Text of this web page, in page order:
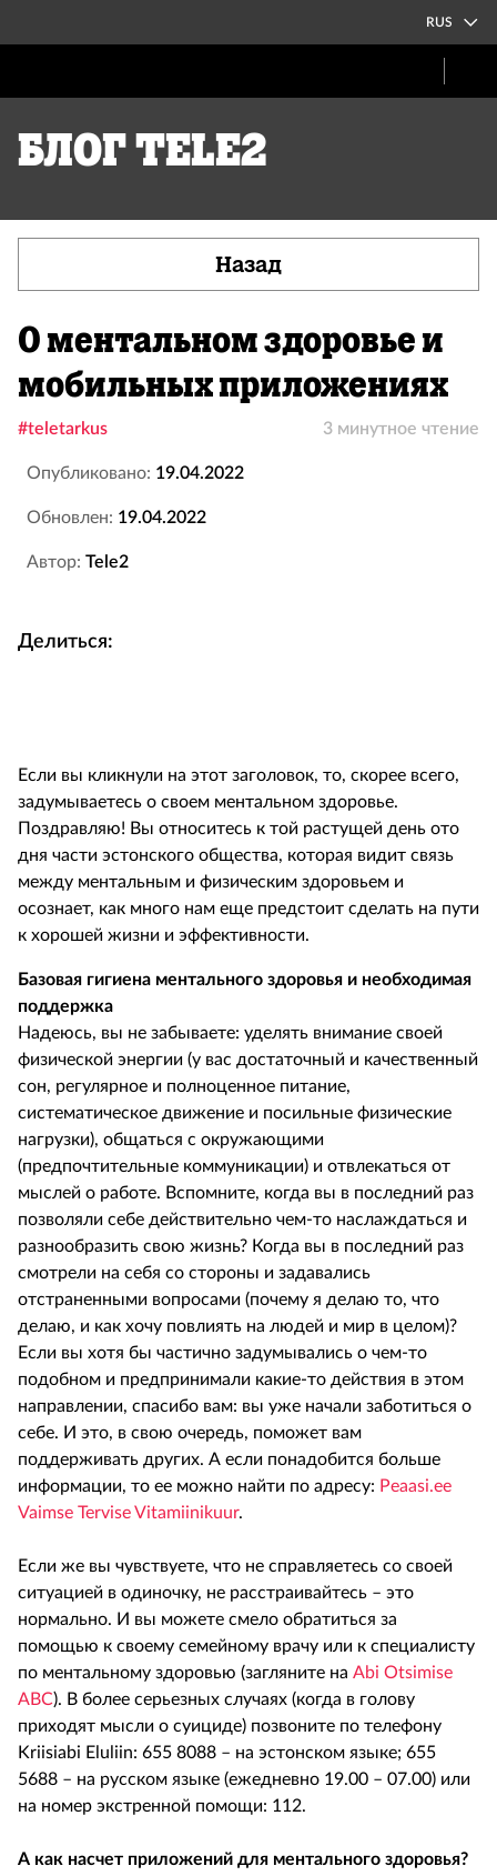
RUS
Блог Tele2
Назад
О ментальном здоровье и
мобильных приложениях
#teletarkus 3 минутное чтение
Опубликовано: 19.04.2022
Обновлен: 19.04.2022
Автор: Tele2
Делиться:
Если вы кликнули на этот заголовок, то, скорее всего,
задумываетесь о своем ментальном здоровье.
Поздравляю! Вы относитесь к той растущей день ото
дня части эстонского общества, которая видит связь
между ментальным и физическим здоровьем и
осознает, как много нам еще предстоит сделать на пути
к хорошей жизни и эффективности.
Базовая гигиена ментального здоровья и необходимая
поддержка
Надеюсь, вы не забываете: уделять внимание своей
физической энергии (у вас достаточный и качественный
сон, регулярное и полноценное питание,
систематическое движение и посильные физические
нагрузки), общаться с окружающими
(предпочтительные коммуникации) и отвлекаться от
мыслей о работе. Вспомните, когда вы в последний раз
позволяли себе действительно чем-то наслаждаться и
разнообразить свою жизнь? Когда вы в последний раз
смотрели на себя со стороны и задавались
отстраненными вопросами (почему я делаю то, что
делаю, и как хочу повлиять на людей и мир в целом)?
Если вы хотя бы частично задумывались о чем-то
подобном и предпринимали какие-то действия в этом
направлении, спасибо вам: вы уже начали заботиться о
себе. И это, в свою очередь, поможет вам
поддерживать других. А если понадобится больше
информации, то ее можно найти по адресу: Peaasi.ee
Vaimse Tervise Vitamiinikuur.
Если же вы чувствуете, что не справляетесь со своей
ситуацией в одиночку, не расстраивайтесь – это
нормально. И вы можете смело обратиться за
помощью к своему семейному врачу или к специалисту
по ментальному здоровью (загляните на Abi Otsimise
ABC). В более серьезных случаях (когда в голову
приходят мысли о суициде) позвоните по телефону
Kriisiabi Eluliin: 655 8088 – на эстонском языке; 655
5688 – на русском языке (ежедневно 19.00 – 07.00) или
на номер экстренной помощи: 112.
А как насчет приложений для ментального здоровья?